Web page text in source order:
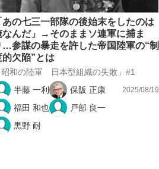
サッカー日本代表・森保一監督...
あの七三一部隊の後始末をしたのは
なんだ」→そのままソ連軍に捕ま
…参謀の暴走を許した帝国陸軍の“制
的欠陥”とは
昭和の陸軍 日本型組織の失敗」#1
半藤 一利
保阪 正康
福田 和也
戸部 良一
黒野 耐
2025/08/19